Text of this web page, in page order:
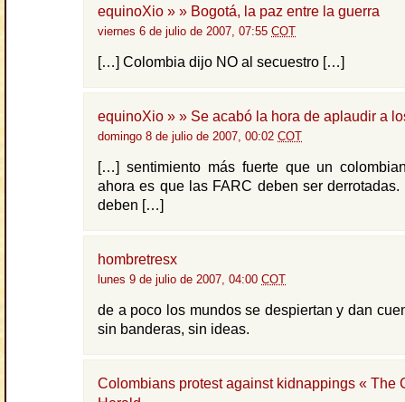
equinoXio » » Bogotá, la paz entre la guerra
viernes 6 de julio de 2007, 07:55 COT
[…] Colombia dijo NO al secuestro […]
equinoXio » » Se acabó la hora de aplaudir a
domingo 8 de julio de 2007, 00:02 COT
[…] sentimiento más fuerte que un
ahora es que las FARC deben ser derrotadas.
deben […]
hombretresx
lunes 9 de julio de 2007, 04:00 COT
de a poco los mundos se despiertan y dan
sin banderas, sin ideas.
Colombians protest against kidnappings « The